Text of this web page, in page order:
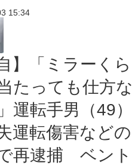
15:34
】「ミラーくら
たっても仕方な
運転手男（49）
運転傷害などの
再逮捕 ベント